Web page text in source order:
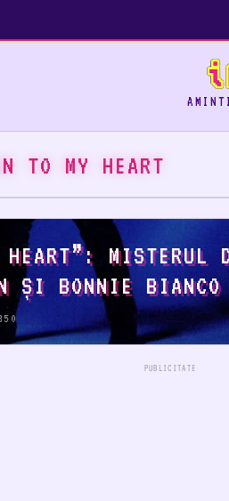
TO MY HEART
MISTERUL
ȘI BONNIE BIANCO
PUBLICITATE